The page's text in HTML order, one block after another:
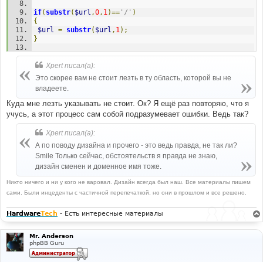
if( substr( $url ,0, 1)== '/' )
{
$url = substr( $url , 1);
}
#echo $url;
header('HTTP/1.1 301 Moved Permanently'
HEADER
exit ;
?>
Xpert писал(а):
Это скорее вам не стоит лезть в ту область, которой вы не
владеете.
Куда мне лезть указывать не стоит. Ок? Я ещё раз повторяю, что я
учусь, а этот процесс сам собой подразумевает ошибки. Ведь так?
Xpert писал(а):
А по поводу дизайна и прочего - это ведь правда, не так ли?
Smile Только сейчас, обстоятельств я правда не знаю,
дизайн сменен и доменное имя тоже.
Никто ничего и ни у кого не варовал. Дизайн всегда был наш. Все материалы пишем
сами. Были инцеденты с частичной перепечаткой, но они в прошлом и все решено.
HardwareTech - Есть интересные материалы
Mr. Anderson
phpBB Guru